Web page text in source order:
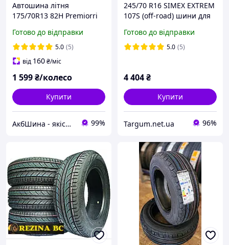
Автошина літня
175/70R13 82H Premiorri
Готово до відправки
5.0 (5)
від 160₴/міс
1 599₴/колесо
Купити
АкбШина - якісні товари 99%
245/70 R16 SIMEX EXTREM
107S (off-road) шини для
Готово до відправки
5.0 (5)
4 404₴
Купити
Targum.net.ua 96%